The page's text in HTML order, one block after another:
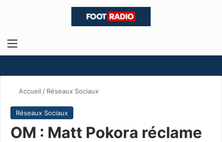
Menu
Accueil / Réseaux Sociaux
Réseaux Sociaux
OM : Matt Pokora réclame